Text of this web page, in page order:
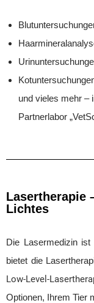
und vieles mehr –
Partnerlabor
Lasertherapie
Lichtes
Die Lasermedizin
bietet die
Low-Level-
Optionen, Ihrem Tier